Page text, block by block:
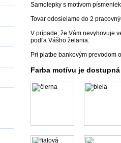
Samolepky s motívom
Tovar odosielame do 2
V prípade, že Vám nevyhovuje
podľa Vášho želania.
Pri platbe bankovým prevodom
Farba motívu je